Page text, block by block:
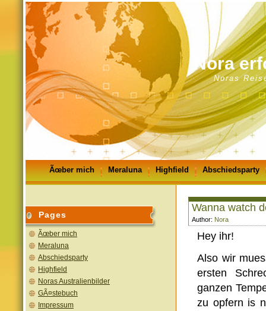
Nora
Noras
Ãœber mich Meraluna Highfield Abschiedsparty
Pages
Ãœber mich
Meraluna
Abschiedsparty
Highfield
Noras Australienbilder
GÃ¤stebuch
Impressum
Wanna watch
Author: Nora
Hey ihr!
Also wir
ersten
ganzen
zu opfern is